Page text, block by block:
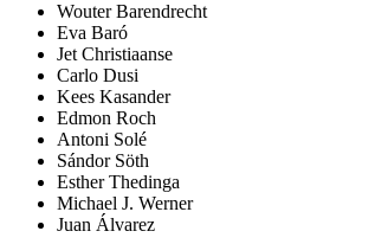
Wouter Barendrecht
Eva Baró
Jet Christiaanse
Carlo Dusi
Kees Kasander
Edmon Roch
Antoni Solé
Sándor Söth
Esther Thedinga
Michael J. Werner
Juan Álvarez